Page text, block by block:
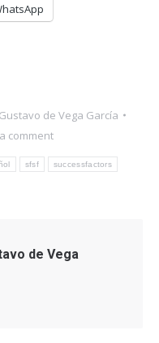
Gustavo de Vega García
comment
sfsf successfactors
de Vega